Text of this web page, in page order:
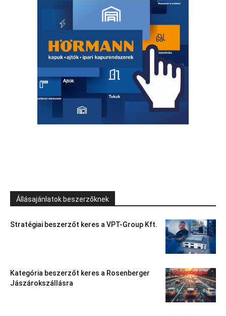
Állásajánlatok beszerzőknek
Stratégiai beszerzőt keres a VPT-Group Kft.
Kategória beszerzőt keres a Rosenberger
Jászárokszállásra